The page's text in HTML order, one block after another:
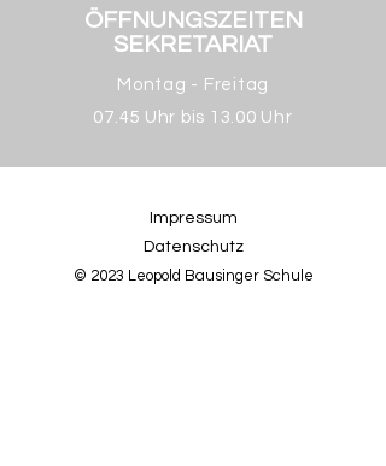
ÖFFNUNGSZEITEN
SEKRETARIAT
Montag - Freitag
07.45 Uhr bis 13.00 Uhr
Impressum
Datenschutz
© 2023 Leopold Bausinger Schule